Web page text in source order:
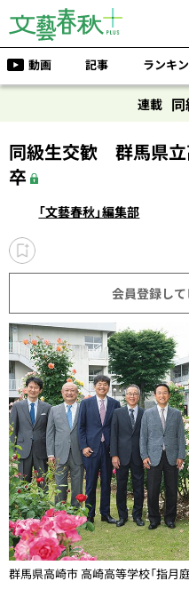
動画 記事 ランキ
連載
同級生交歓 群馬県
卒
「文藝春秋」編集部
会員登録し
群馬県高崎市 高崎高等学校「指月庭